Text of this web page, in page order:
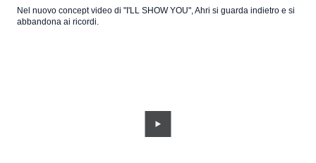
Nel nuovo concept video di "I'LL SHOW YOU", Ahri si guarda indietro e si
abbandona ai ricordi.